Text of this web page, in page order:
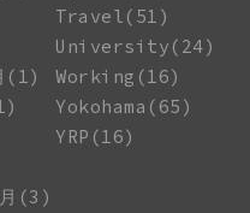
(1)
(3)
Travel(51)
University(24)
Working(16)
Yokohama(65)
YRP(16)